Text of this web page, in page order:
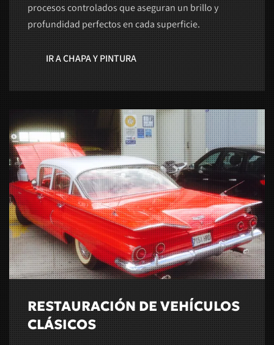
procesos controlados que aseguran un brillo y
profundidad perfectos en cada superficie.
IR A CHAPA Y PINTURA
RESTAURACIÓN DE VEHÍCULOS
CLÁSICOS